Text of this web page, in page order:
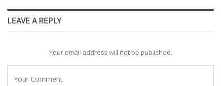
LEAVE A REPLY
Your email address will not be published.